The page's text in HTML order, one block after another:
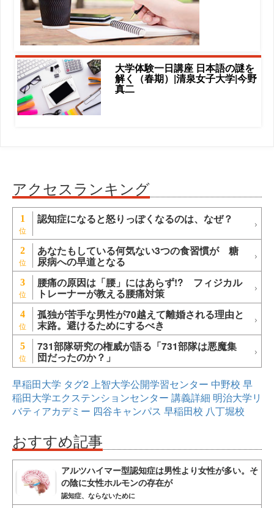
大学体験一日講座 日本語の謎を
解く（春期）|清泉女子大学|今野
真二
アクセスランキング
1 認知症になると怒りっぽくなるのは、なぜ？
2 あなたもしている何気ない3つの食習慣が 糖
尿病への早道となる
3 腰痛の原因は「腰」にはあらず!? フィジカル
トレーナーが教える腰痛対策
4 孤独が苦手な男性が70越えて離婚される理由と
末路。避けるためにするべき
5 731部隊研究の権威が語る「731部隊は悪魔集
団だったのか？」
早稲田大学 タグ2上智大学公開学習センター 中野校 早
稲田大学エクステンションセンター 講義詳細 明治大学リ
バティアカデミー 四谷キャンパス 早稲田校 八丁堀校
おすすめ記事
アルツハイマー型認知症は男性より女性が多い。そ
の陰に女性ホルモンの存在が
認知症、ならないために